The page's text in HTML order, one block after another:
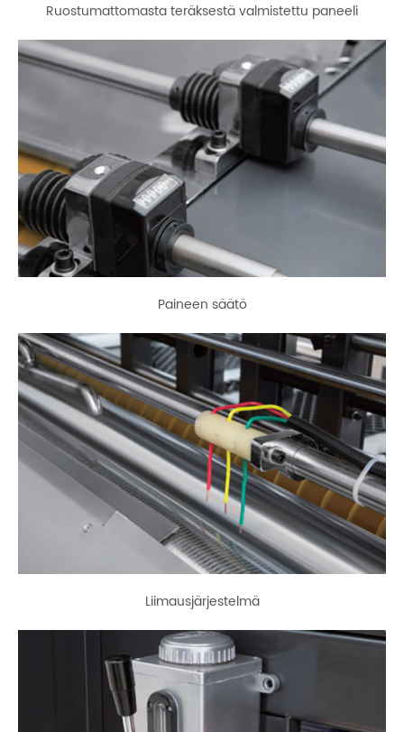
Ruostumattomasta teräksestä valmistettu paneeli
Paineen säätö
Liimausjärjestelmä